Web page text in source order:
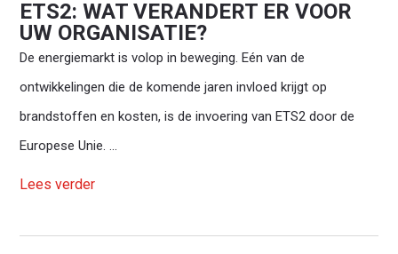
ETS2: WAT VERANDERT ER VOOR
UW ORGANISATIE?
De energiemarkt is volop in beweging. Eén van de
ontwikkelingen die de komende jaren invloed krijgt op
brandstoffen en kosten, is de invoering van ETS2 door de
Europese Unie. ...
Lees verder